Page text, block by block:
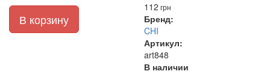
В корзину
112 грн
Бренд:
CHI
Артикул:
art848
В наличии